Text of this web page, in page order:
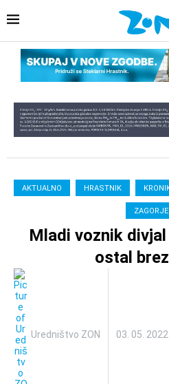
AKTUALNO HRASTNIK
ZAGORJE
Mladi voznik
ostal
Uredništvo ZON 03. 05. 2022